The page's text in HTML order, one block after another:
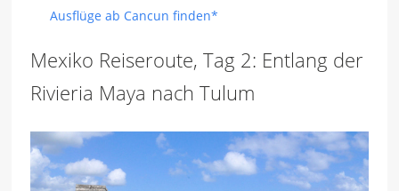
Ausflüge ab Cancun finden*
Mexiko Reiseroute, Tag 2: Entlang der
Rivieria Maya nach Tulum